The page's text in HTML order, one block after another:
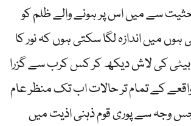
سے میں اس پر ہونے والے ظلم کو
میں اندازہ لگا سکتی ہوں کہ نور کا
بیٹی کی لاش دیکھ کر کس کرب سے گزرا
کے تمام تر حالات اب تک منظر عام
وجہ سے پوری قوم ذہنی اذیت میں